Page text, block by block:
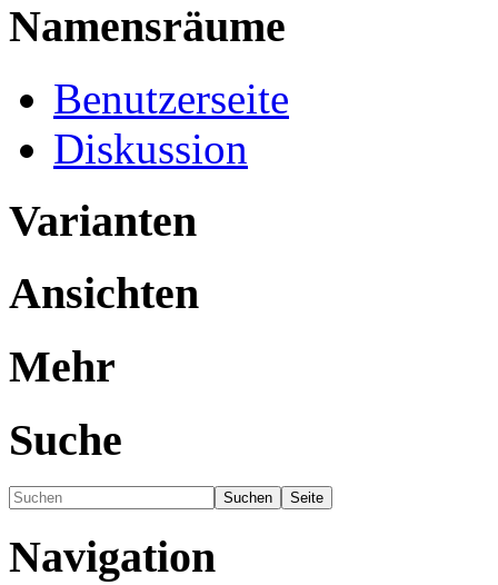
Namensräume
Benutzerseite
Diskussion
Varianten
Ansichten
Mehr
Suche
Navigation